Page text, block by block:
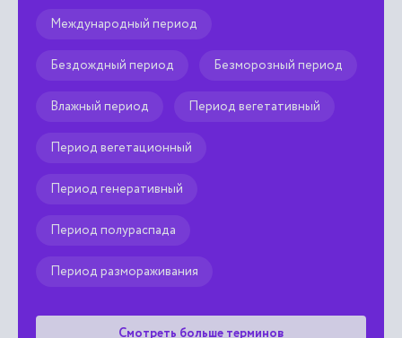
Международный период
Бездождный период Безморозный период
Влажный период Период вегетативный
Период вегетационный
Период генеративный
Период полураспада
Период размораживания
Смотреть больше терминов